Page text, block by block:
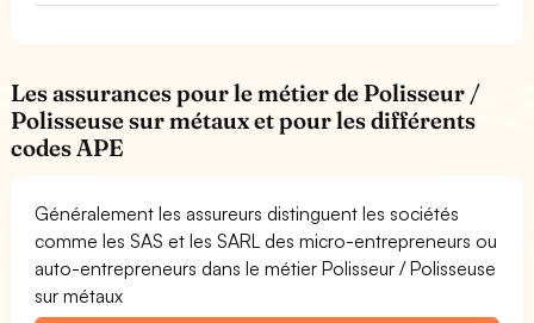
Les assurances pour le métier de Polisseur /
Polisseuse sur métaux et pour les différents
codes APE
Généralement les assureurs distinguent les sociétés
comme les SAS et les SARL des micro-entrepreneurs ou
auto-entrepreneurs dans le métier Polisseur / Polisseuse
sur métaux